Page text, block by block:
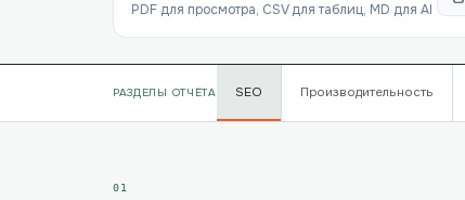
PDF для просмотра, CSV для таблиц, MD для AI
РАЗДЕЛЫ ОТЧЁТА SEO Производительность
01